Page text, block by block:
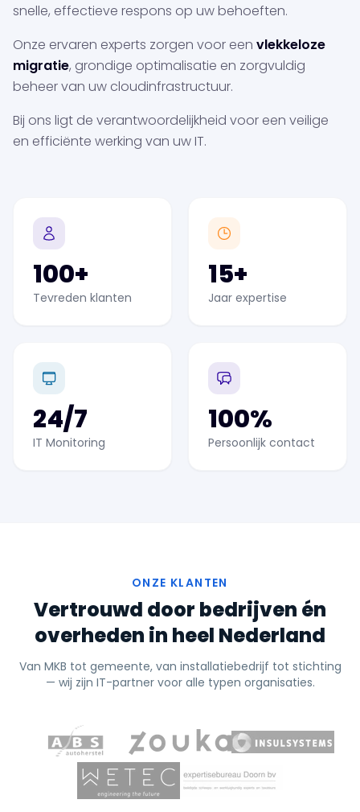
snelle, effectieve respons op uw behoeften.
Onze ervaren experts zorgen voor een vlekkeloze
migratie, grondige optimalisatie en zorgvuldig
beheer van uw cloudinfrastructuur.
Bij ons ligt de verantwoordelijkheid voor een veilige
en efficiënte werking van uw IT.
100+
Tevreden klanten
15+
Jaar expertise
24/7
IT Monitoring
100%
Persoonlijk contact
ONZE KLANTEN
Vertrouwd door bedrijven én
overheden in heel Nederland
Van MKB tot gemeente, van installatiebedrijf tot stichting
— wij zijn IT-partner voor alle typen organisaties.